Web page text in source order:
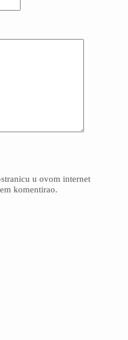
u ovom internet
komentirao.